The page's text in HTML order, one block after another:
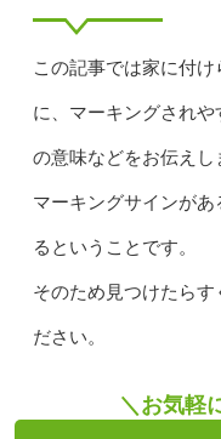
この記事では家に付
に、マーキングされ
の意味などをお伝えし
マーキングサインが
るということです。
そのため見つけたらす
ださい。
＼お気軽